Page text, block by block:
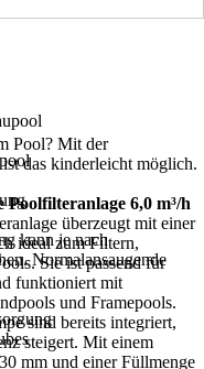
kann je nach
Normalansaugende
Pool? Mit der
das kinderleicht möglich.
6,0 m³/h
überzeugt mit einer
ideal zum Filtern,
Sie ist passend für
funktioniert mit
und Framepools.
sind bereits integriert,
steigert. Mit einem
mm und einer Füllmenge